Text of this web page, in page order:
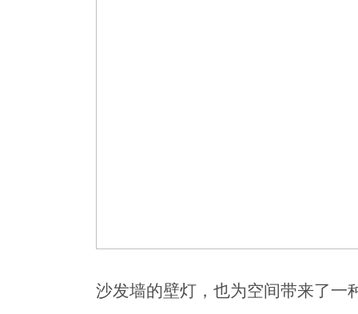
沙发墙的壁灯，也为空间带来了一